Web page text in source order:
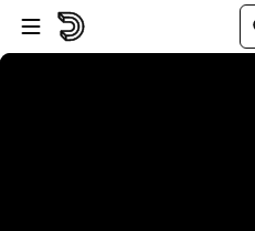
Passer au player
Passer au contenu principal